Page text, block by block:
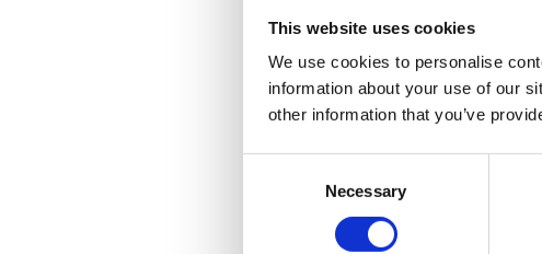
This website uses cookies
We use cookies to personalise
information about your use of our
other information that you’ve
Necessary